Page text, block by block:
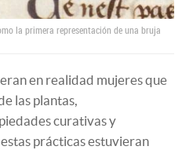
la primera representación de una bruja
en realidad mujeres que
las plantas,
curativas y
prácticas estuvieran